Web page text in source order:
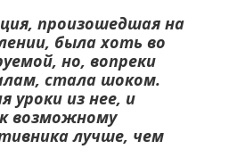
произошедшая на
была хоть во
но, вопреки
стала шоком.
уроки из нее, и
возможному
лучше, чем